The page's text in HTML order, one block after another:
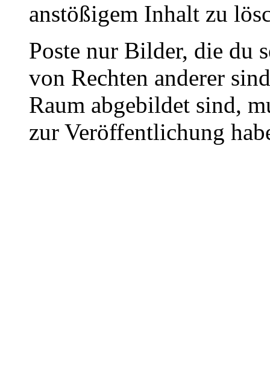
anstößigem Inhalt zu
Poste nur Bilder, die du
von Rechten anderer
Raum abgebildet sind,
zur Veröffentlichung